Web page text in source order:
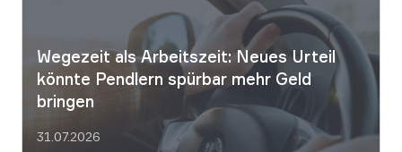
das Patentrecht […]
Wegezeit als Arbeitszeit: Neues Urteil
könnte Pendlern spürbar mehr Geld
bringen
31.07.2026